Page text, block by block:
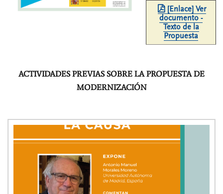
[Enlace] Ver
documento -
Texto de la
Propuesta
ACTIVIDADES PREVIAS SOBRE LA PROPUESTA DE
MODERNIZACIÓN